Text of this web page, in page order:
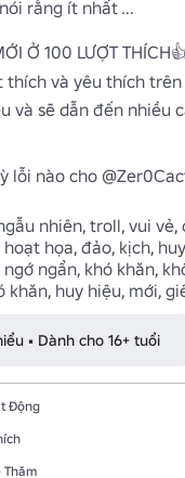
rằng ít nhất ...
Ở 100 LƯỢT
thích và yêu thích
và sẽ dẫn đến nhiều
lỗi nào cho
nhiên, troll, vui vẻ,
họa, đảo, kịch,
ngẩn, khó khăn,
khăn, huy hiệu, mới,
• Dành cho 16+ tuổi
Động
Thăm